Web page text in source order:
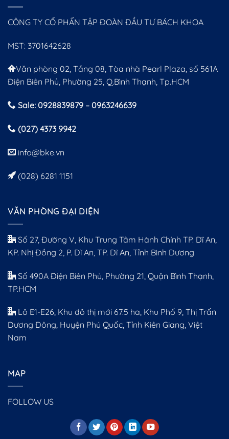
CÔNG TY CỔ PHẨN TẬP ĐOÀN ĐẦU TƯ BÁCH KHOA
MST: 3701642628
Văn phòng 02, Tầng 08, Tòa nhà Pearl Plaza, số 561A
Điện Biên Phủ, Phường 25, Q.Bình Thạnh, Tp.HCM
Sale: 0928839879 – 0963246639
(027) 4373 9942
info@bke.vn
(028) 6281 1151
VĂN PHÒNG ĐẠI DIỆN
Số 27, Đường V, Khu Trung Tâm Hành Chính TP. Dĩ An,
KP. Nhị Đồng 2, P. Dĩ An, TP. Dĩ An, Tỉnh Bình Dương
Số 490A Điện Biên Phủ, Phường 21, Quận Bình Thạnh,
TP.HCM
Lô E1-E26, Khu đô thị mới 67.5 ha, Khu Phố 9, Thị Trấn
Dương Đông, Huyện Phú Quốc, Tỉnh Kiên Giang, Việt
Nam
MAP
FOLLOW US